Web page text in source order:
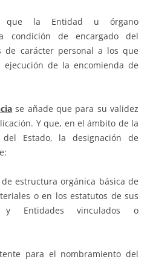
que la Entidad u órgano
condición de encargado del
de carácter personal a los que
de la encomienda de
se añade que para su validez
Y que, en el ámbito de la
del Estado, la designación de
estructura orgánica básica de
o en los estatutos de sus
y Entidades vinculados o
para el nombramiento del